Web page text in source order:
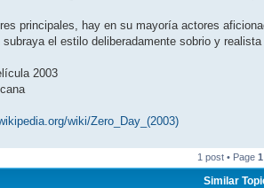
principales, hay en su mayoría actores
el estilo deliberadamente sobrio y
2003
wiki/Zero_Day_(2003)
1 post • Page 1
Similar